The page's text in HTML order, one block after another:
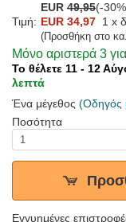
EUR 49,95(-
Τιμή: EUR 34,97 1 x
(Προσθήκη στο
Μόνο αριστερά 3
Το θέλετε 11 - 12
λεπτά
Ένα μέγεθος (Οδηγός
Ποσότητα
Εγγυημένες